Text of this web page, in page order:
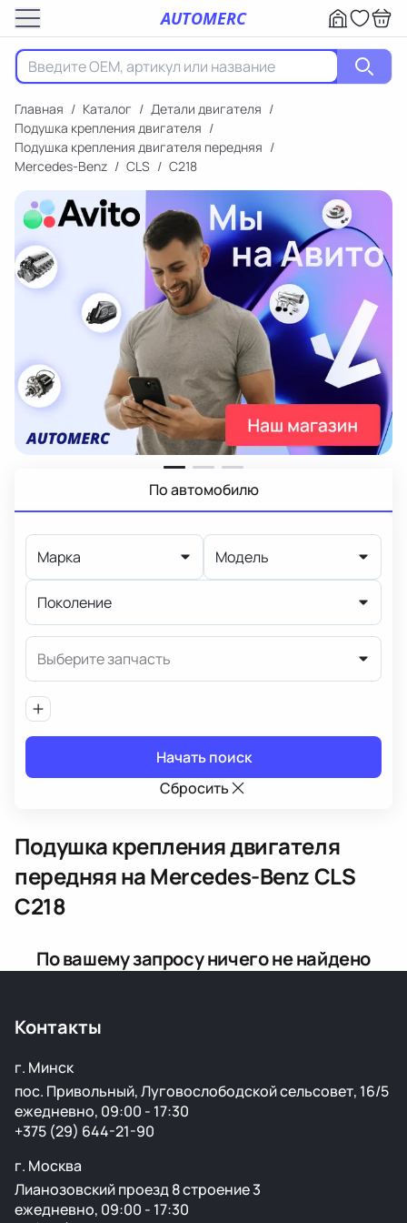
AUTOMERC
Главная / Каталог / Детали двигателя /
Подушка крепления двигателя /
Подушка крепления двигателя передняя /
Mercedes-Benz / CLS / C218
По автомобилю
Марка Модель
Поколение
Выберите запчасть
Начать поиск
Сбросить
Подушка крепления двигателя
передняяна Mercedes-Benz CLS
C218
По вашему запросу ничего не найдено
Контакты
г. Минск
пос. Привольный, Луговослободской сельсовет, 16/5
ежедневно, 09:00 - 17:30
+375 (29) 644-21-90
г. Москва
Лианозовский проезд 8 строение 3
ежедневно, 09:00 - 17:30